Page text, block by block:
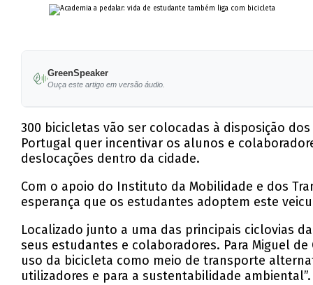
GreenSpeaker
Ouça este artigo em versão áudio.
300 bicicletas vão ser colocadas à disposição
Portugal quer incentivar os alunos e
deslocações dentro da cidade.
Com o apoio do Instituto da Mobilidade e dos
esperança que os estudantes adoptem este
Localizado junto a uma das principais ciclovias
seus estudantes e colaboradores. Para Miguel
uso da bicicleta como meio de transporte
utilizadores e para a sustentabilidade ambiental”.